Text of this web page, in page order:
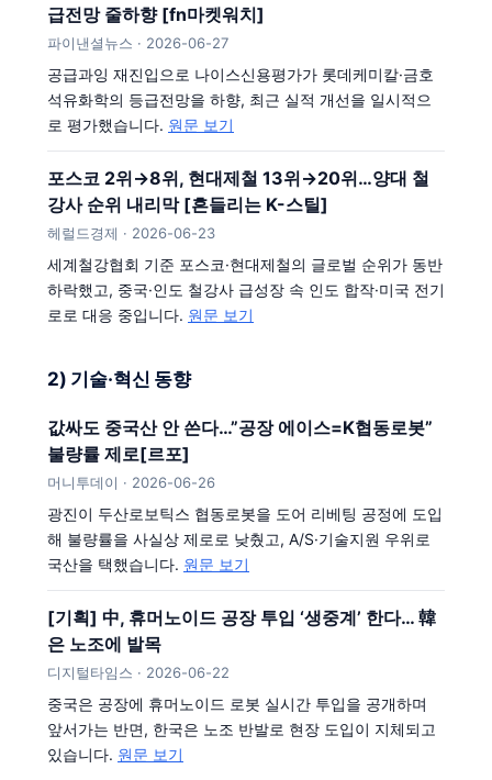
급전망 줄하향 [fn마켓워치]
파이낸셜뉴스 · 2026-06-27
공급과잉 재진입으로 나이스신용평가가 롯데케미칼·금호
석유화학의 등급전망을 하향, 최근 실적 개선을 일시적으
로 평가했습니다. 원문 보기
포스코 2위→8위, 현대제철 13위→20위…양대 철
강사 순위 내리막 [흔들리는 K-스틸]
헤럴드경제 · 2026-06-23
세계철강협회 기준 포스코·현대제철의 글로벌 순위가 동반
하락했고, 중국·인도 철강사 급성장 속 인도 합작·미국 전기
로로 대응 중입니다. 원문 보기
2) 기술·혁신 동향
값싸도 중국산 안 쓴다…”공장 에이스=K협동로봇”
불량률 제로[르포]
머니투데이 · 2026-06-26
광진이 두산로보틱스 협동로봇을 도어 리베팅 공정에 도입
해 불량률을 사실상 제로로 낮췄고, A/S·기술지원 우위로
국산을 택했습니다. 원문 보기
[기획] 中, 휴머노이드 공장 투입 ‘생중계’ 한다… 韓
은 노조에 발목
디지털타임스 · 2026-06-22
중국은 공장에 휴머노이드 로봇 실시간 투입을 공개하며
앞서가는 반면, 한국은 노조 반발로 현장 도입이 지체되고
있습니다. 원문 보기